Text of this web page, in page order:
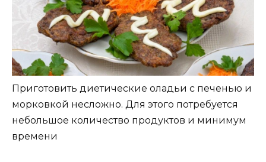
Приготовить диетические оладьи с печенью и
морковкой несложно. Для этого потребуется
небольшое количество продуктов и минимум
времени